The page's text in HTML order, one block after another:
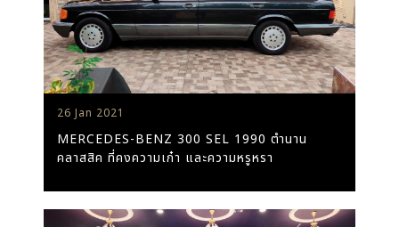
26 Jan 2021
MERCEDES-BENZ 300 SEL 1990 ตำนาน
คลาสสิค ที่คงความเก๋า และความหรูหรา